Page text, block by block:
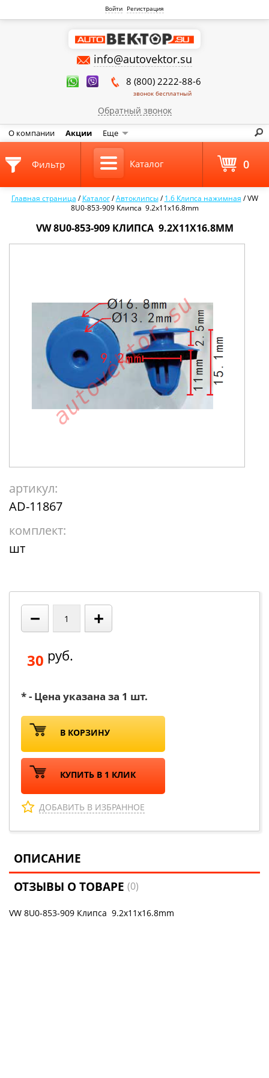
Войти Регистрация
info@autovektor.su
8 (800) 2222-88-6
звонок бесплатный
Обратный звонок
О компании Акции Еще
Главная страница /Каталог /Автоклипсы /1.6 Клипса нажимная /VW
8U0-853-909 Клипса 9.2x11x16.8mm
VW 8U0-853-909 КЛИПСА 9.2X11X16.8MM
артикул:
AD-11867
комплект:
шт
− +
30 руб.
* - Цена указана за 1 шт.
В КОРЗИНУ
КУПИТЬ В 1 КЛИК
ДОБАВИТЬ В ИЗБРАННОЕ
ОПИСАНИЕ
ОТЗЫВЫ О ТОВАРЕ(0)
VW 8U0-853-909 Клипса 9.2x11x16.8mm
Фильтр Каталог 0